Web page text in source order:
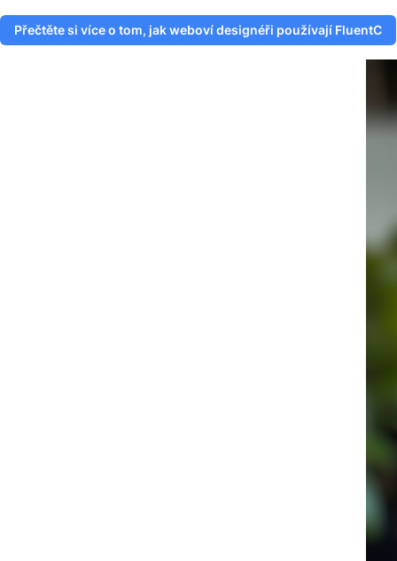
Přečtěte si více o tom, jak weboví designéři používají FluentC